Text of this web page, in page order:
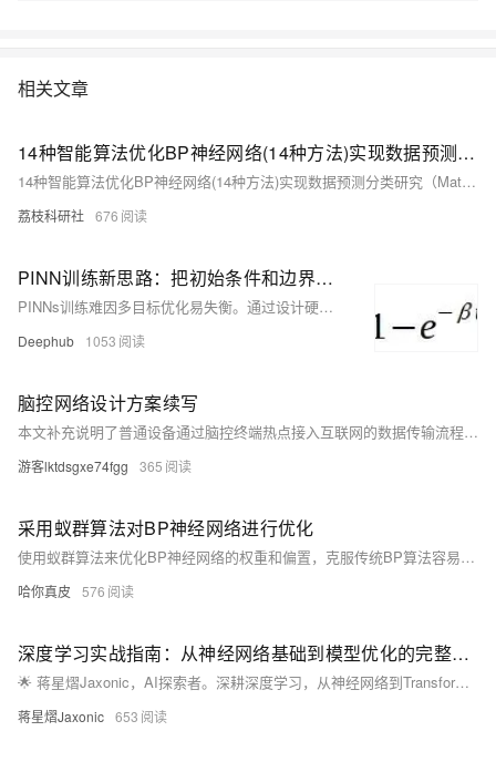
容器中并行运行和管理应用，获得更好的计算密度。企业利用Docker可以
Linux和Windows Server应用发布新功能。 在本套课程中，我们将全面的
讲解Docker技术栈，从环境安装到容器、镜像操作以及生产环境如何部署
开发的微服务应用。本课程由黑马程序员提供。 &nbsp; &nbsp; 相关的阿
里云产品：容器服务 ACK 容器服务 Kubernetes 版（简称 ACK）提供高
理。整合阿里云虚拟化、存储、网络和安全能力，打造云端最佳容器化应
用运行环境。 了解产品详情: https://www.aliyun.com/product/kubernetes
相关文章
14种智能算法优化BP神经网络(14种方法)实现数据预测分类研究（Matlab代码实现）
14种智能算法优化BP神经网络(14种方法)实现数据预测分类研究（Matlab代码实现）
荔枝科研社 676
PINN训练新思路：把初始条件和边界约束嵌入网络架构，解决多目标优化难题
PINNs训练难因多目标优化易失衡。通过设计硬约束网络架构，将初始与边界条件内嵌于模型输出，可自动满足约束，仅需优化方程残差，简化训练过程，提升稳定性与精度，适用于气候、生物医学等高要求仿真场景。
Deephub 1053
脑控网络设计方案续写
本文补充说明了普通设备通过脑控终端热点接入互联网的数据传输流程，涵盖连接认证、数据包标识、核心网绑定与编号生成、数据转发及断开连接的完整过程，详述了设备间通信、验证、路由与逻辑删除机制，完善了脑控网络与普通互联网交互的技术闭环。
游客lktdsgxe74fgg 365
采用蚁群算法对BP神经网络进行优化
使用蚁群算法来优化BP神经网络的权重和偏置，克服传统BP算法容易陷入局部极小值、收敛速度慢、对初始权重敏感等问题。
哈你真皮 576
深度学习实战指南：从神经网络基础到模型优化的完整攻略
🌟 蒋星熠Jaxonic，AI探索者。深耕深度学习，从神经网络到Transformer，用代码践行智能革命。分享实战经验，助你构建CV、NLP模型，共赴二进制星辰大海。
蒋星熠Jaxonic 653